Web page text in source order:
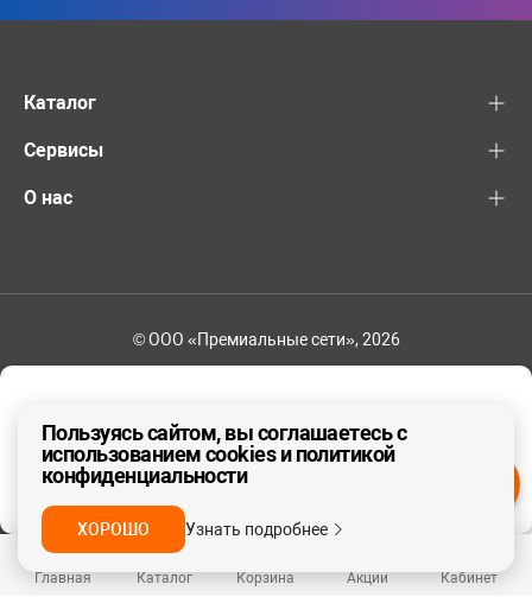
Главная Каталог Корзина Акции Кабинет
ДА, ВЕРНО
Каталог
Сервисы
О нас
© ООО «Премиальные сети», 2026
Пользуясь сайтом, вы соглашаетесь с
использованием cookies и политикой
конфиденциальности
ХОРОШО Узнать подробнее